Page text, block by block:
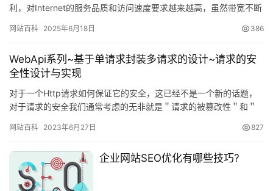
利，对Internet的服务品质和访问速度要求越来越高，虽然带宽不断
网站百科 2025年6月18日 386
WebApi系列~基于单请求封装多请求的设计~请求的安
全性设计与实现
对于一个Http请求如何保证它的安全，这已经不是一个新的话题，
对于请求的安全我们通常考虑的无非就是＂请求的被篡改性＂和＂
密…
网站百科 2023年6月27日 827
企业网站SEO优化有哪些技巧?